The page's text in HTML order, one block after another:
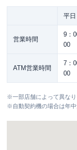
平日
営業時間
9：
00
ATM営業時間
7：
00
※一部店舗によって異なり
※自動契約機の場合は年